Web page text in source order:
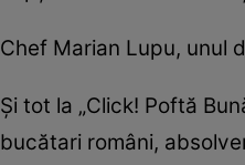
Chef Marian Lupu, unul
Şi tot la „Click! Poftă
bucătari români,